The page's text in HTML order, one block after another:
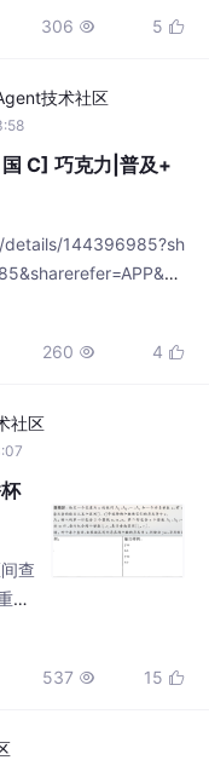
）在ROS2开发中尤为
306  5 
技术社区
C] 巧克力|普及+
144396985?sh
260  4 
社区
查
循
0
则
537  15 